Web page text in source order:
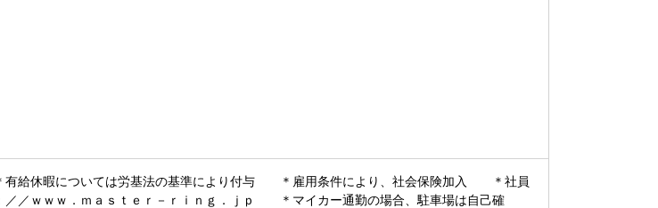
給休暇については労基法の基準により付与 ＊雇用条件により、社会保険加入 ＊社員
ｗｗｗ．ｍａｓｔｅｒ－ｒｉｎｇ．ｊｐ ＊マイカー通勤の場合、駐車場は自己確